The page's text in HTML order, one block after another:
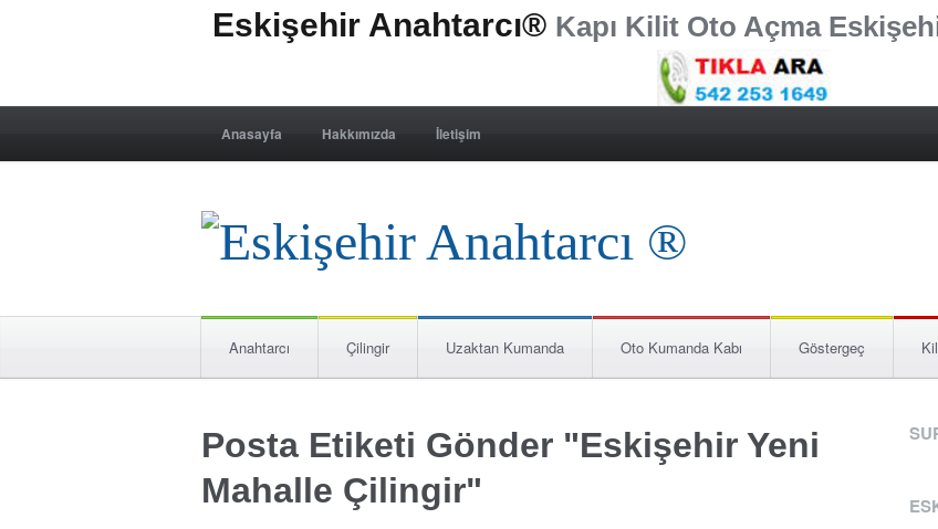
Eskişehir Anahtarcı® Kapı Kilit Oto Açma
Anasayfa Hakkımızda İletişim
Anahtarcı Çilingir Uzaktan Kumanda Oto Kumanda Kabı Göstergeç
Posta Etiketi Gönder "Eskişehir Yeni
Mahalle Çilingir"